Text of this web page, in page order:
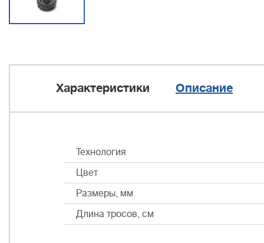
Характеристики Описание
Технология
Цвет
Размеры, мм
Длина тросов, см